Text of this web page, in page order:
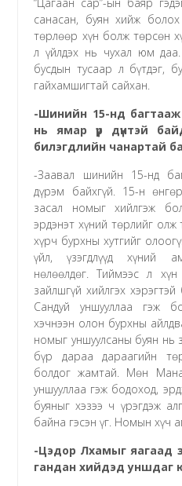
санасан, буян хийж
төрлөөр хүн болж төрсөн
л үйлдэх нь чухал юм
бусдын тусаар л бүтдэг,
гайхамшигтай сайхан.
-Шинийн 15-нд
нь ямар үр дүнтэй
билэгдлийн чанартай
-Заавал шинийн 15-нд
дүрэм байхгүй. 15-н
засал номыг хийлгэж
эрдэнэт хүний төрлийг олж
хүрч бурхны хутгийг
үйл, үзэгдлүүд хүний
нөлөөлдөг. Тиймээс л
зайлшгүй хийлгэх
Сандуй уншууллаа гэж
хэчнээн олон бурхны
номыг уншуулсаны буян нь
бүр дараа дараагийн
болдог жамтай. Мөн
уншууллаа гэж бодоход,
буяныг хэзээ ч үрэгдэж
байна гэсэн үг. Номын хүч
-Цэдор Лхамыг яагаад
гандан хийдэд уншдаг